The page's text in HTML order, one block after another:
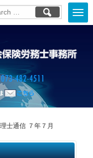
お電話でのお
せはこ
士通信 ７年７月